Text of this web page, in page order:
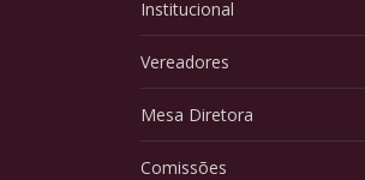
Institucional
Vereadores
Mesa Diretora
Comissões